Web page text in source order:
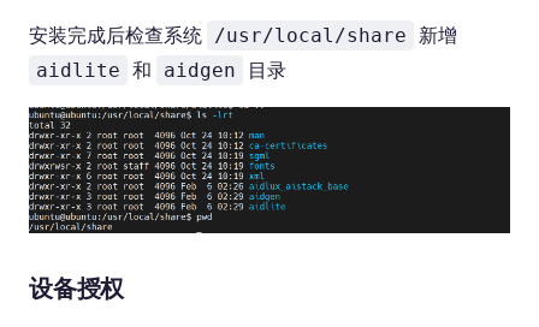
安装完成后检查系统 /usr/local/share 新增
aidlite 和 aidgen 目录
设备授权